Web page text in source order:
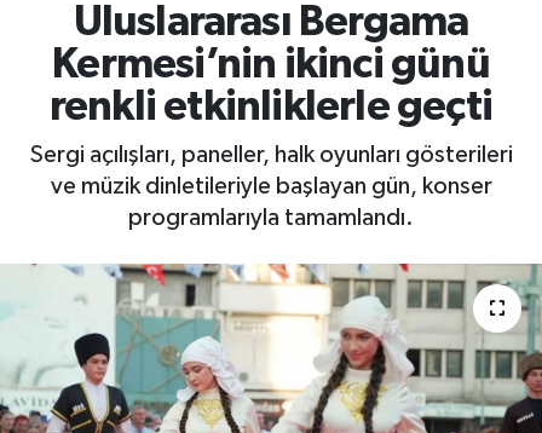
Uluslararası Bergama
Kermesi’nin ikinci günü
renkli etkinliklerle geçti
Sergi açılışları, paneller, halk oyunları gösterileri
ve müzik dinletileriyle başlayan gün, konser
programlarıyla tamamlandı.
İzmir Namaz Vakitleri
İzmir Trafik Yoğunluk Haritası
Süper Lig Puan Durumu ve Fikstür
Tüm Manşetler
Son Dakika Haberleri
Haber Arşivi